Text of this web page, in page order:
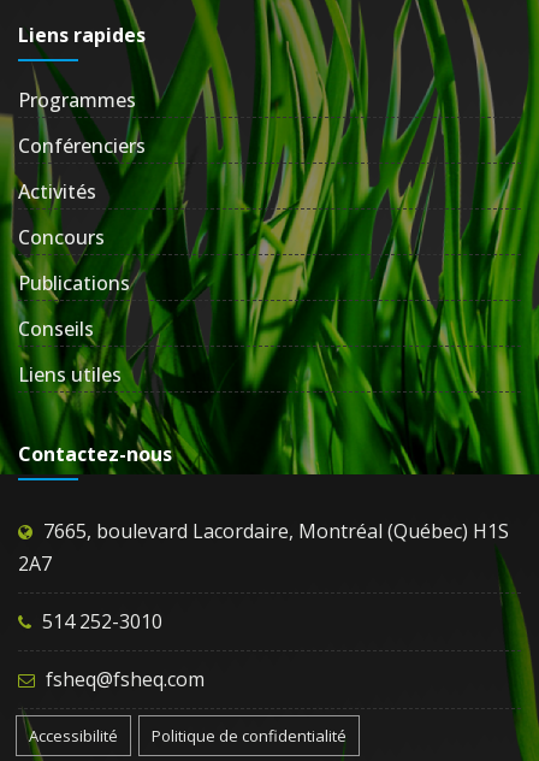
Liens rapides
Programmes
Conférenciers
Activités
Concours
Publications
Conseils
Liens utiles
Contactez-nous
7665, boulevard Lacordaire, Montréal (Québec) H1S
2A7
514 252-3010
fsheq@fsheq.com
Accessibilité Politique de confidentialité